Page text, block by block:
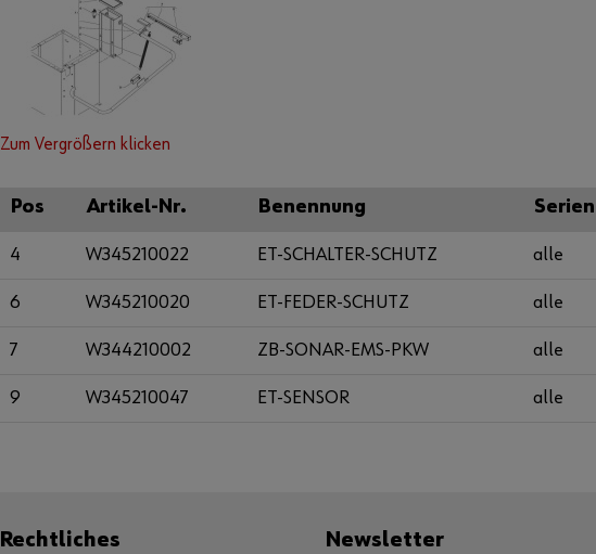
Zum Vergrößern klicken
Pos Artikel-Nr. Benennung
4 W345210022 ET-SCHALTER-SCHUTZ alle
6 W345210020 ET-FEDER-SCHUTZ alle
7 W344210002 ZB-SONAR-EMS-PKW alle
9 W345210047 ET-SENSOR alle
Rechtliches Newsletter